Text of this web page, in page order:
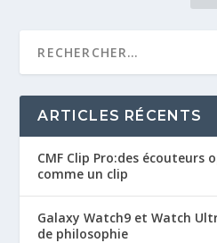
ARTICLES RÉCENTS
CMF Clip Pro:des écouteurs
comme un clip
Galaxy Watch9 et Watch
de philosophie